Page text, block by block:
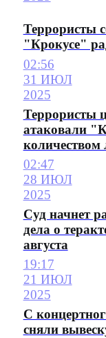
Террористы
"Крокусе"
02:56
31 ИЮЛ
2025
Террористы
атаковали
количеством
02:47
28 ИЮЛ
2025
Суд начнет
дела о
августа
19:17
21 ИЮЛ
2025
C
сняли